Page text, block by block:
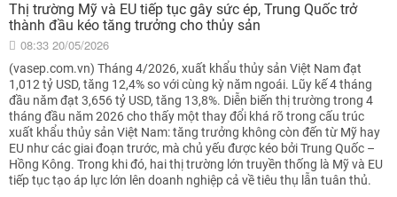
Thị trường Mỹ và EU tiếp tục gây sức ép, Trung Quốc trở
thành đầu kéo tăng trưởng cho thủy sản
08:33 20/05/2026
(vasep.com.vn) Tháng 4/2026, xuất khẩu thủy sản Việt Nam đạt
1,012 tỷ USD, tăng 12,4% so với cùng kỳ năm ngoái. Lũy kế 4 tháng
đầu năm đạt 3,656 tỷ USD, tăng 13,8%. Diễn biến thị trường trong 4
tháng đầu năm 2026 cho thấy một thay đổi khá rõ trong cấu trúc
xuất khẩu thủy sản Việt Nam: tăng trưởng không còn đến từ Mỹ hay
EU như các giai đoạn trước, mà chủ yếu được kéo bởi Trung Quốc –
Hồng Kông. Trong khi đó, hai thị trường lớn truyền thống là Mỹ và EU
tiếp tục tạo áp lực lớn lên doanh nghiệp cả về tiêu thụ lẫn tuân thủ.